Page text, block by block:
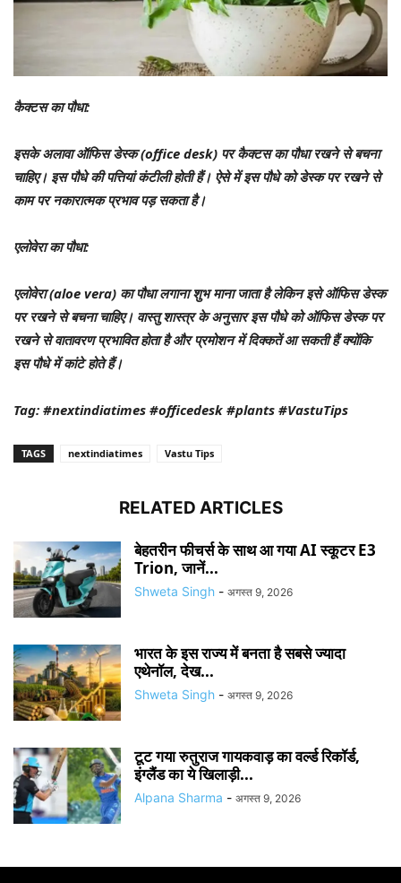
कैक्टस का पौधा:
इसके अलावा ऑफिस डेस्क (office desk) पर कैक्टस का पौधा रखने से बचना
चाहिए। इस पौधे की पत्तियां कंटीली होती हैं। ऐसे में इस पौधे को डेस्क पर रखने से
काम पर नकारात्मक प्रभाव पड़ सकता है।
एलोवेरा का पौधा:
एलोवेरा (aloe vera) का पौधा लगाना शुभ माना जाता है लेकिन इसे ऑफिस डेस्क
पर रखने से बचना चाहिए। वास्तु शास्त्र के अनुसार इस पौधे को ऑफिस डेस्क पर
रखने से वातावरण प्रभावित होता है और प्रमोशन में दिक्कतें आ सकती हैं क्योंकि
इस पौधे में कांटे होते हैं।
Tag: #nextindiatimes #officedesk #plants #VastuTips
TAGS nextindiatimes Vastu Tips
RELATED ARTICLES
बेहतरीन फीचर्स के साथ आ गया AI स्कूटर E3
Trion, जानें...
Shweta Singh - अगस्त 9, 2026
भारत के इस राज्य में बनता है सबसे ज्यादा
एथेनॉल, देख...
Shweta Singh - अगस्त 9, 2026
टूट गया रुतुराज गायकवाड़ का वर्ल्ड रिकॉर्ड,
इंग्लैंड का ये खिलाड़ी...
Alpana Sharma - अगस्त 9, 2026